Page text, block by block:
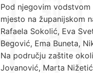
Pod njegovim
mjesto na županijskom
Rafaela Sokolić, Eva
Begović, Ema Buneta,
Na području zaštite
Jovanović, Marta